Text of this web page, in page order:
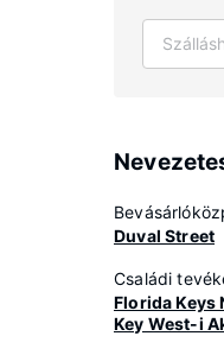
Duval Street
Családi
Florida Keys
Key West-i